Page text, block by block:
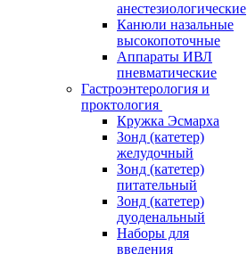
анестезиологические
Канюли назальные
высокопоточные
Аппараты ИВЛ
пневматические
Гастроэнтерология и
проктология
Кружка Эсмарха
Зонд (катетер)
желудочный
Зонд (катетер)
питательный
Зонд (катетер)
дуоденальный
Наборы для
введения